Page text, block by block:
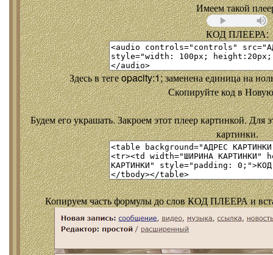
Имеем такой
КОД ПЛЕЕРА:
Здесь в теге opacity:1; заменена единица на
Скопируйте код в
Будем его украшать. Закроем этот плеер картинкой. Для
картинки.
Копируем часть формулы до слов КОД ПЛЕЕРА и